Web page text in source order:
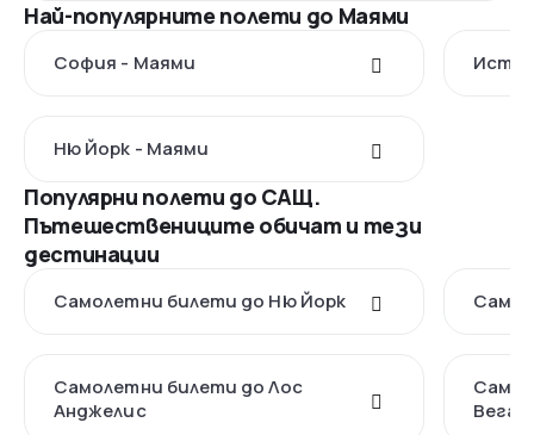
Най-популярните полети до Маями
София - Маями
Ню Йорк - Маями
Популярни полети до САЩ.
Пътешествениците обичат и тези
дестинации
Самолетни билети до Ню Йорк
Самолетни билети до Лос
Анджелис
Вегас